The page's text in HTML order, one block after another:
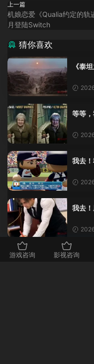
上一篇
机娘恋爱《Qualia约定的轨
月登陆Switch
猜你喜欢
《泰
等等
我去
我去
天呐
游戏咨询 影视咨询